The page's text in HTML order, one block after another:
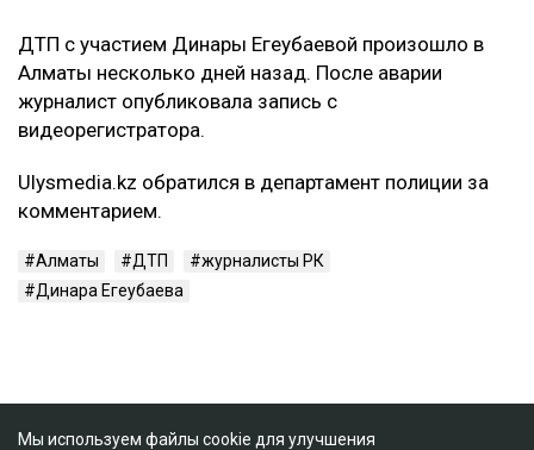
ДТП с участием Динары Егеубаевой произошло в
Алматы несколько дней назад. После аварии
журналист опубликовала запись с
видеорегистратора.
Ulysmedia.kz обратился в департамент полиции за
комментарием.
Алматы ДТП
журналисты РК
Динара Егеубаева
Мы используем файлы cookie для улучшения